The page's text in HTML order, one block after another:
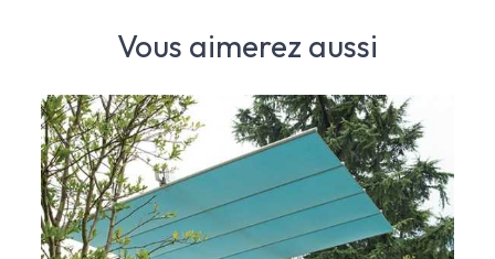
Vous aimerez aussi